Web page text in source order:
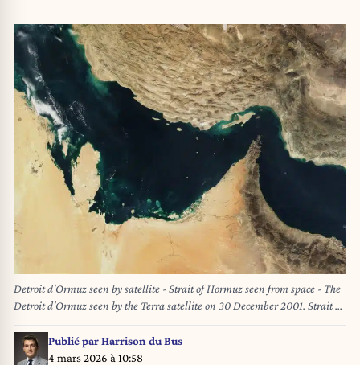
Detroit d'Ormuz seen by satellite - Strait of Hormuz seen from space - The
Detroit d'Ormuz seen by the Terra satellite on 30 December 2001. Strait of
Hormuz captured by the Moderate Resolution Imaging Spectroradiometer
(MODIS) on Nasa's Terra satellite on December 30, 2001
Publié parHarrison du Bus
4 mars 2026 à 10:58